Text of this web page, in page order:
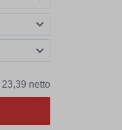
23,39 netto